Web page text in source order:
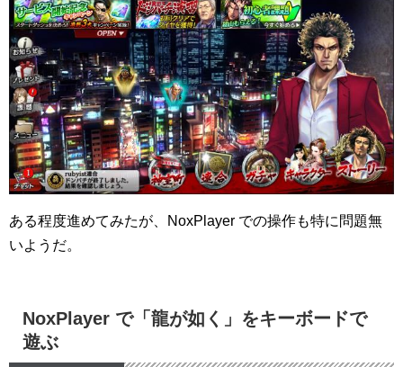
ある程度進めてみたが、NoxPlayer での操作も特に問題無
いようだ。
NoxPlayer で「龍が如く」をキーボードで
遊ぶ